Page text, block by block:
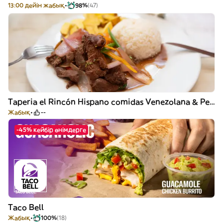
13:00 дейін жабық 98%(47)
Taperia el Rincón Hispano comidas Venezolana & Peruana
Жабық --
-45% кейбір өнімдерге
Taco Bell
Жабық 100%(18)